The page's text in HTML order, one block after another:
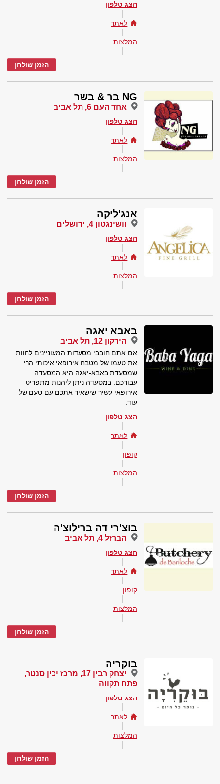
הצג טלפון
לאתר
המלצות
הזמן שולחן
NG בר & בשר
אחד העם 6, תל אביב
הצג טלפון
לאתר
המלצות
הזמן שולחן
אנג'ליקה
וושינגטון 4, ירושלים
הצג טלפון
לאתר
המלצות
הזמן שולחן
באבא יאגה
הירקון 12, תל אביב
אם אתם חובבי מסעדות המעוניינים לחוות
את טעמו של מטבח אירופאי איכותי הרי
שמסעדת באבא-יאגה היא המסעדה
עבורכם. במסעדה ניתן ליהנות מתפריט
אירופאי עשיר שישאיר אתכם עם טעם של
עוד.
הצג טלפון
לאתר
קופון
המלצות
הזמן שולחן
בוצ'רי דה ברילוצ'ה
הברזל 4, תל אביב
הצג טלפון
לאתר
קופון
המלצות
הזמן שולחן
בוקריה
יצחק רבין 17, מרכז יכין סנטר,
פתח תקווה
הצג טלפון
לאתר
המלצות
הזמן שולחן